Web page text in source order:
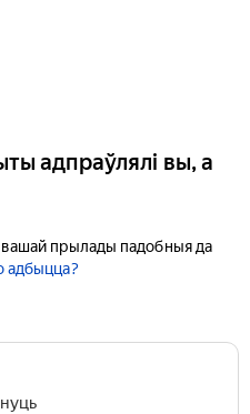
адпраўлялі вы, а
прылады падобныя да
адбыцца?